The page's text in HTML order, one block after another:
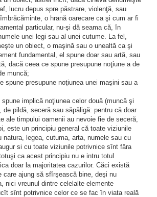
lucru depus spre păstrare, violenţă, sau
o hrană oarecare ca şi cum ar fi
particular, nu-şi dă seama că, în
unei legi sau al unei cutume. La fel,
un obiect, o maşină sau o unealtă ca şi
fundamental, el spune doar sau artă, sau
dacă ceea ce spune presupune noţiune a de
muncă;
spune presupune noţiunea unei maşini sau a
implică noţiunea celor două (muncă şi
de pildă, seceră sau săpăligă: pentru că doar
ale timpului oamenii au nevoie fie de seceră,
este un principiu general că toate viziunile
natura, legea, cutuma, arta, numele sau cu
si cu toate viziunile potrivnice sînt făra
ca acest principiu nu e intru totul
doar la majoritatea cazurilor. Căci există
care ajung să sfîrşească bine, deşi nu
nici vreunul dintre celelalte elemente
sînt potrivnice celor ce se fac în viata reală